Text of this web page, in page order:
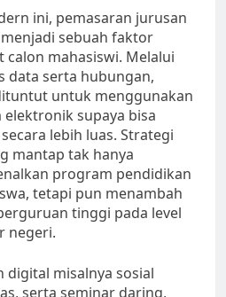
ini, pemasaran jurusan
sebuah faktor
mahasiswi. Melalui
data serta hubungan,
untuk menggunakan
supaya bisa
lebih luas. Strategi
mantap tak hanya
program pendidikan
tetapi pun menambah
tinggi pada level
negeri.
digital misalnya sosial
serta seminar daring,